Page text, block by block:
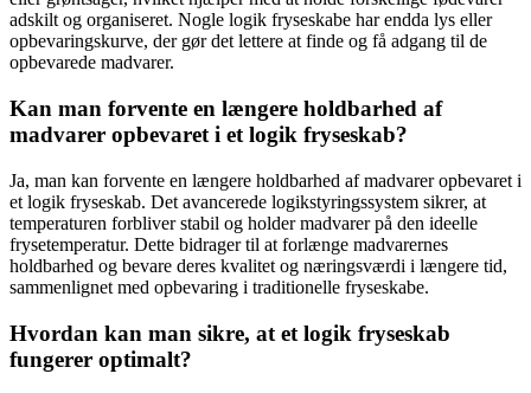
adskilt og organiseret. Nogle logik fryseskabe har endda lys eller
opbevaringskurve, der gør det lettere at finde og få adgang til de
opbevarede madvarer.
Kan man forvente en længere holdbarhed af
madvarer opbevaret i et logik fryseskab?
Ja, man kan forvente en længere holdbarhed af madvarer opbevaret i
et logik fryseskab. Det avancerede logikstyringssystem sikrer, at
temperaturen forbliver stabil og holder madvarer på den ideelle
frysetemperatur. Dette bidrager til at forlænge madvarernes
holdbarhed og bevare deres kvalitet og næringsværdi i længere tid,
sammenlignet med opbevaring i traditionelle fryseskabe.
Hvordan kan man sikre, at et logik fryseskab
fungerer optimalt?